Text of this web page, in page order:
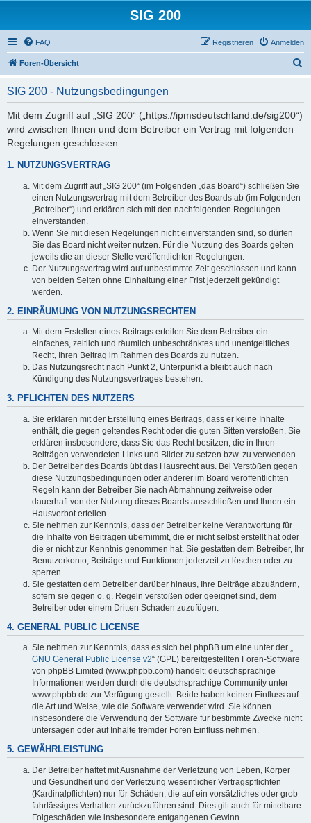
SIG 200
FAQ Anmelden
Registrieren
Foren-Übersicht
SIG 200 - Nutzungsbedingungen
Mit dem Zugriff auf „SIG 200“ („https://ipmsdeutschland.de/sig200“)
wird zwischen Ihnen und dem Betreiber ein Vertrag mit folgenden
Regelungen geschlossen:
1. NUTZUNGSVERTRAG
Mit dem Zugriff auf „SIG 200“ (im Folgenden „das Board“) schließen Sie
einen Nutzungsvertrag mit dem Betreiber des Boards ab (im Folgenden
„Betreiber“) und erklären sich mit den nachfolgenden Regelungen
einverstanden.
Wenn Sie mit diesen Regelungen nicht einverstanden sind, so dürfen
Sie das Board nicht weiter nutzen. Für die Nutzung des Boards gelten
jeweils die an dieser Stelle veröffentlichten Regelungen.
Der Nutzungsvertrag wird auf unbestimmte Zeit geschlossen und kann
von beiden Seiten ohne Einhaltung einer Frist jederzeit gekündigt
werden.
2. EINRÄUMUNG VON NUTZUNGSRECHTEN
Mit dem Erstellen eines Beitrags erteilen Sie dem Betreiber ein
einfaches, zeitlich und räumlich unbeschränktes und unentgeltliches
Recht, Ihren Beitrag im Rahmen des Boards zu nutzen.
Das Nutzungsrecht nach Punkt 2, Unterpunkt a bleibt auch nach
Kündigung des Nutzungsvertrages bestehen.
3. PFLICHTEN DES NUTZERS
Sie erklären mit der Erstellung eines Beitrags, dass er keine Inhalte
enthält, die gegen geltendes Recht oder die guten Sitten verstoßen. Sie
erklären insbesondere, dass Sie das Recht besitzen, die in Ihren
Beiträgen verwendeten Links und Bilder zu setzen bzw. zu verwenden.
Der Betreiber des Boards übt das Hausrecht aus. Bei Verstößen gegen
diese Nutzungsbedingungen oder anderer im Board veröffentlichten
Regeln kann der Betreiber Sie nach Abmahnung zeitweise oder
dauerhaft von der Nutzung dieses Boards ausschließen und Ihnen ein
Hausverbot erteilen.
Sie nehmen zur Kenntnis, dass der Betreiber keine Verantwortung für
die Inhalte von Beiträgen übernimmt, die er nicht selbst erstellt hat oder
die er nicht zur Kenntnis genommen hat. Sie gestatten dem Betreiber, Ihr
Benutzerkonto, Beiträge und Funktionen jederzeit zu löschen oder zu
sperren.
Sie gestatten dem Betreiber darüber hinaus, Ihre Beiträge abzuändern,
sofern sie gegen o. g. Regeln verstoßen oder geeignet sind, dem
Betreiber oder einem Dritten Schaden zuzufügen.
4. GENERAL PUBLIC LICENSE
Sie nehmen zur Kenntnis, dass es sich bei phpBB um eine unter der „
GNU General Public License v2“ (GPL) bereitgestellten Foren-Software
von phpBB Limited (www.phpbb.com) handelt; deutschsprachige
Informationen werden durch die deutschsprachige Community unter
www.phpbb.de zur Verfügung gestellt. Beide haben keinen Einfluss auf
die Art und Weise, wie die Software verwendet wird. Sie können
insbesondere die Verwendung der Software für bestimmte Zwecke nicht
untersagen oder auf Inhalte fremder Foren Einfluss nehmen.
5. GEWÄHRLEISTUNG
Der Betreiber haftet mit Ausnahme der Verletzung von Leben, Körper
und Gesundheit und der Verletzung wesentlicher Vertragspflichten
(Kardinalpflichten) nur für Schäden, die auf ein vorsätzliches oder grob
fahrlässiges Verhalten zurückzuführen sind. Dies gilt auch für mittelbare
Folgeschäden wie insbesondere entgangenen Gewinn.